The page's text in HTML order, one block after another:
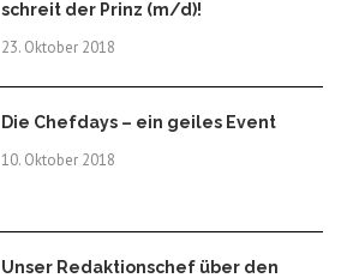
schreit der Prinz (m/d)!
23. Oktober 2018
Die Chefdays – ein geiles Event
10. Oktober 2018
Unser Redaktionschef über den